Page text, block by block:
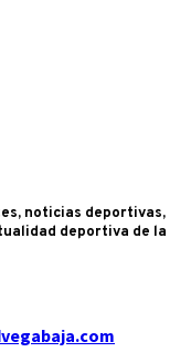
noticias deportivas,
deportiva de la